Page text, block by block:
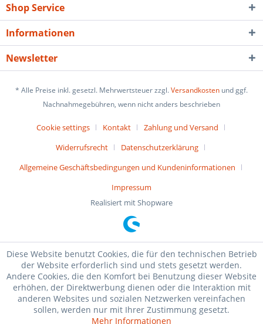
Shop Service
Informationen
Newsletter
* Alle Preise inkl. gesetzl. Mehrwertsteuer zzgl.Versandkosten und ggf.
Nachnahmegebühren, wenn nicht anders beschrieben
Cookie settings Kontakt
Zahlung und Versand
Widerrufsrecht
Datenschutzerklärung
Allgemeine Geschäftsbedingungen und Kundeninformationen
Impressum
Realisiert mit Shopware
Diese Website benutzt Cookies, die für den technischen Betrieb
der Website erforderlich sind und stets gesetzt werden.
Andere Cookies, die den Komfort bei Benutzung dieser Website
erhöhen, der Direktwerbung dienen oder die Interaktion mit
anderen Websites und sozialen Netzwerken vereinfachen
sollen, werden nur mit Ihrer Zustimmung gesetzt.
Mehr Informationen